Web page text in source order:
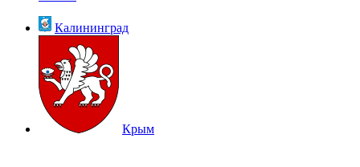
Калининград
Крым